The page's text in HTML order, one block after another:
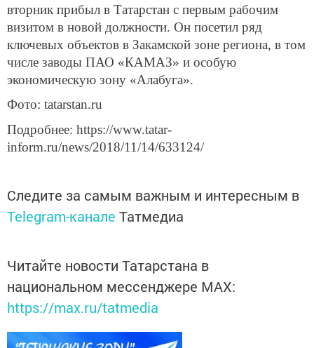
вторник прибыл в Татарстан с первым рабочим
визитом в новой должности. Он посетил ряд
ключевых объектов в Закамской зоне региона, в том
числе заводы ПАО «КАМАЗ» и особую
экономическую зону «Алабуга».
Фото: tatarstan.ru
Подробнее: https://www.tatar-
inform.ru/news/2018/11/14/633124/
Следите за самым важным и интересным в
Telegram-канале Татмедиа
Читайте новости Татарстана в
национальном мессенджере MАХ:
https://max.ru/tatmedia